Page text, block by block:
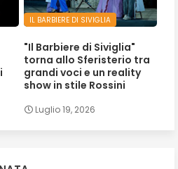
IL BARBIERE DI SIVIGLIA
"Il Barbiere di Siviglia"
torna allo Sferisterio tra
grandi voci e un reality
show in stile Rossini
Luglio 19, 2026